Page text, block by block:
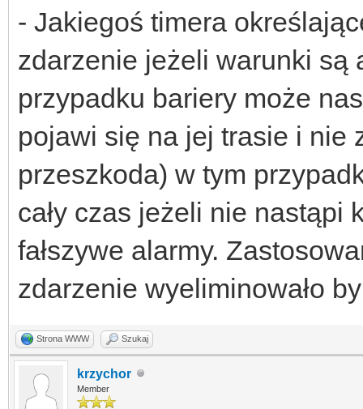
- Jakiegoś timera
zdarzenie jeżeli warunki są
przypadku bariery może
pojawi się na jej trasie i nie
przeszkoda) w tym
cały czas jeżeli nie nastąpi
fałszywe alarmy.
zdarzenie wyeliminowało
Strona WWW Szukaj
krzychor
Member